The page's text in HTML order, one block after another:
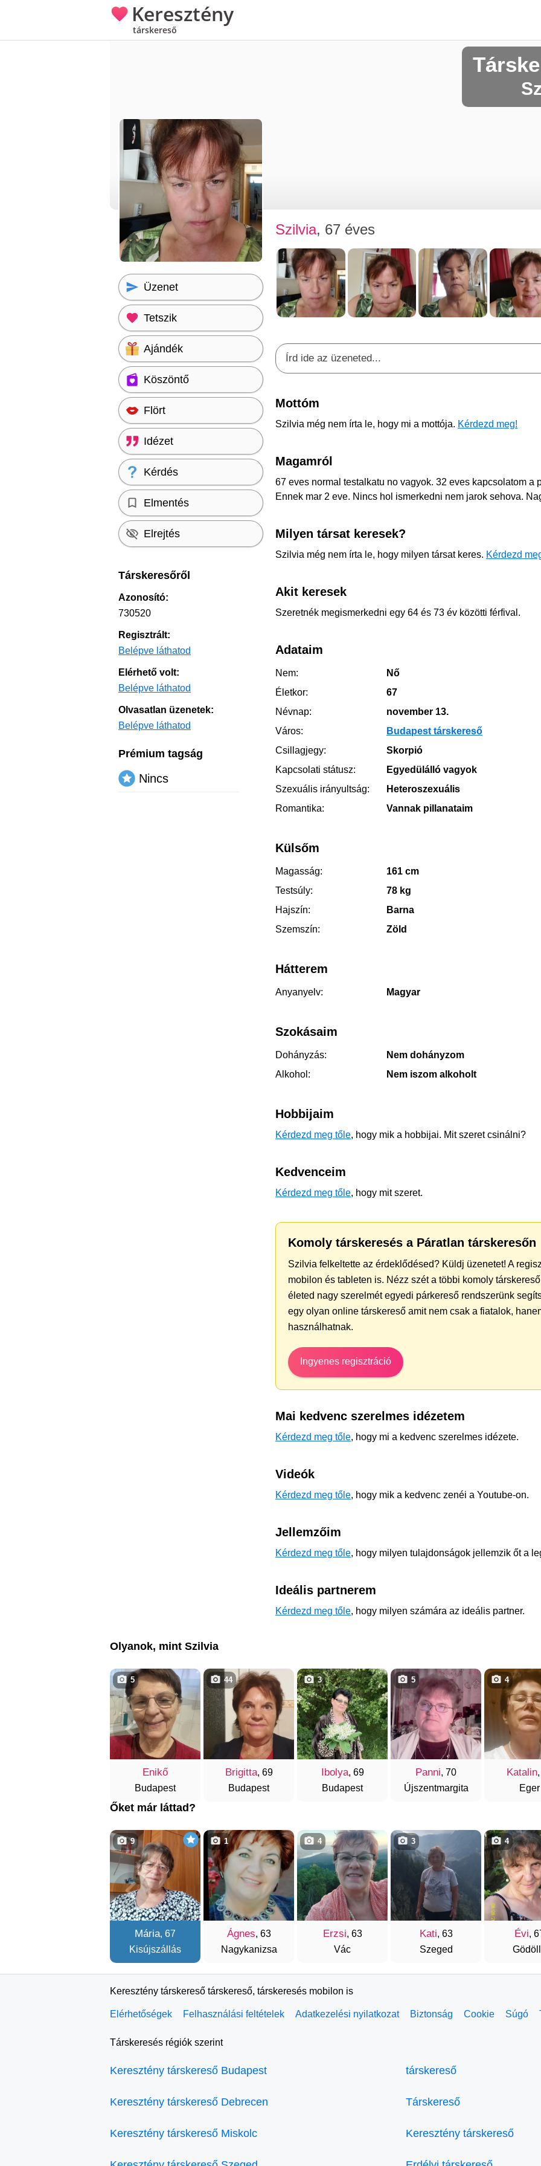
Keresztény
társkereső
Szilvia, 67 éves
Mottóm
Szilvia még nem írta le, hogy mi a mottója. Kérdezd meg!
Magamról
67 eves normal testalkatu no vagyok. 32 eves kapcsolatom a
Ennek mar 2 eve. Nincs hol ismerkedni nem jarok sehova.
Milyen társat keresek?
Szilvia még nem írta le, hogy milyen társat keres. Kérdezd
Akit keresek
Szeretnék megismerkedni egy 64 és 73 év közötti férfival.
Adataim
Nem:
Nő
Életkor:
67
Névnap:
november 13.
Város:
Budapest társkereső
Csillagjegy:
Skorpió
Kapcsolati státusz:
Egyedülálló vagyok
Szexuális irányultság:
Heteroszexuális
Romantika:
Vannak pillanataim
Külsőm
Magasság:
161 cm
Testsúly:
78 kg
Hajszín:
Barna
Szemszín:
Zöld
Hátterem
Anyanyelv: Magyar
Szokásaim
Dohányzás:
Nem dohányzom
Alkohol:
Nem iszom alkoholt
Hobbijaim
Kérdezd meg tőle, hogy mik a hobbijai. Mit szeret csinálni?
Kedvenceim
Kérdezd meg tőle, hogy mit szeret.
Komoly társkeresés a Páratlan társkeresőn
Szilvia felkeltette az érdeklődésed? Küldj üzenetet! A
mobilon és tableten is. Nézz szét a többi komoly
életed nagy szerelmét egyedi párkereső rendszerünk
egy olyan online társkereső amit nem csak a fiatalok,
használhatnak.
Ingyenes regisztráció
Mai kedvenc szerelmes idézetem
Kérdezd meg tőle, hogy mi a kedvenc szerelmes idézete.
Videók
Kérdezd meg tőle, hogy mik a kedvenc zenéi a Youtube-on.
Jellemzőim
Kérdezd meg tőle, hogy milyen tulajdonságok jellemzik őt a
Ideális partnerem
Kérdezd meg tőle, hogy milyen számára az ideális partner.
Üzenet
Tetszik
Ajándék
Köszöntő
Flört
Idézet
Kérdés
Elmentés
Elrejtés
Társkeresőről
Azonosító:
730520
Regisztrált:
Belépve láthatod
Elérhető volt:
Belépve láthatod
Olvasatlan üzenetek:
Belépve láthatod
Prémium tagság
Nincs
Olyanok, mint Szilvia
Enikő
Budapest
5
Brigitta, 69
Budapest
44
Ibolya, 69
Budapest
3
Panni, 70
Újszentmargita
5
Katalin
Eger
4
Őket már láttad?
Mária, 67
Kisújszállás
9
Ágnes, 63
Nagykanizsa
1
Erzsi, 63
Vác
4
Kati, 63
Szeged
3
Évi,
4
Keresztény társkereső társkereső, társkeresés mobilon is
Elérhetőségek Felhasználási feltételek Adatkezelési nyilatkozat Biztonság Cookie Súgó
Társkeresés régiók szerint
Keresztény társkereső Budapest
Keresztény társkereső Debrecen
Keresztény társkereső Miskolc
társkereső
Társkereső
Keresztény társkereső